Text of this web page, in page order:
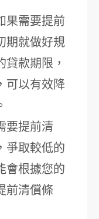
果需要提前
期就做好規
款期限，
可以有效降
要提前清
爭取較低的
會根據您的
前清償條